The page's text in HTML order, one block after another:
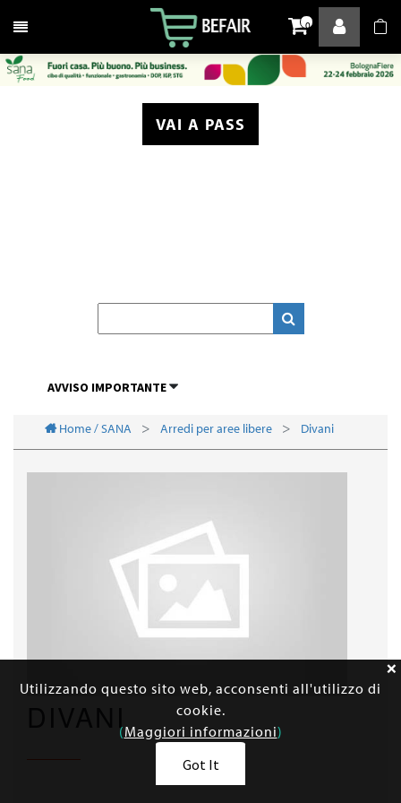
Attiva / disattiva la navigazione 0
VAI A PASS
AVVISO IMPORTANTE
Home / SANA Arredi per aree libere Divani
DIVANI
Utilizzando questo sito web, acconsenti all'utilizzo di
cookie.
(Maggiori informazioni)
Got It